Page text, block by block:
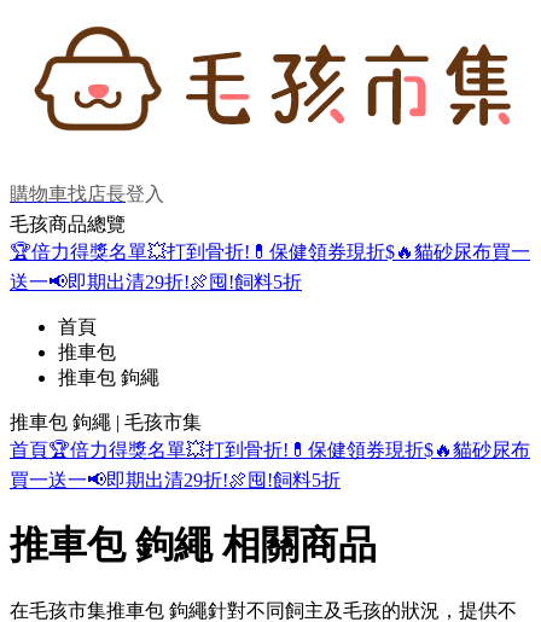
購物車找店長登入
毛孩商品總覽
🏆倍力得獎名單💥打到骨折! 💊保健領券現折$🔥貓砂尿布買一
送一📢即期出清29折!🍖囤!飼料5折
首頁
推車包
推車包 鉤繩
推車包 鉤繩 | 毛孩市集
首頁🏆倍力得獎名單💥打到骨折! 💊保健領券現折$🔥貓砂尿布
買一送一📢即期出清29折!🍖囤!飼料5折
推車包 鉤繩 相關商品
在毛孩市集推車包 鉤繩針對不同飼主及毛孩的狀況，提供不